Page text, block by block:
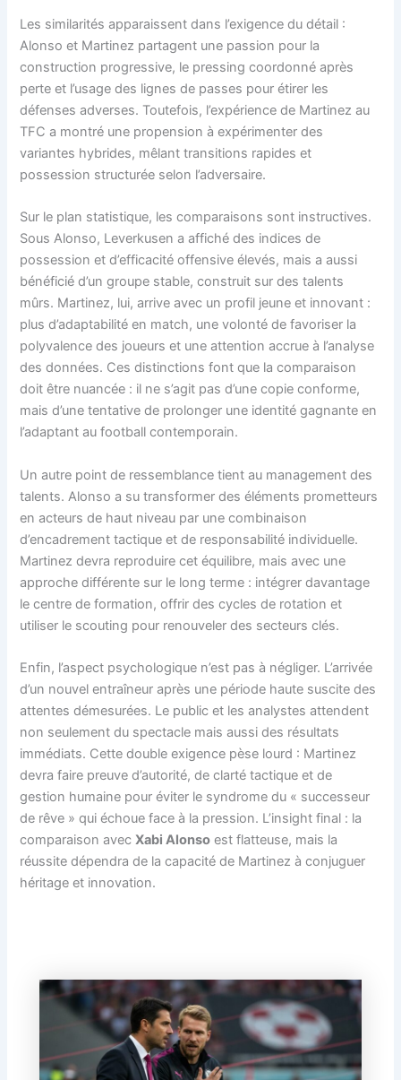
Les similarités apparaissent dans l’exigence du détail :
Alonso et Martinez partagent une passion pour la
construction progressive, le pressing coordonné après
perte et l’usage des lignes de passes pour étirer les
défenses adverses. Toutefois, l’expérience de Martinez au
TFC a montré une propension à expérimenter des
variantes hybrides, mêlant transitions rapides et
possession structurée selon l’adversaire.
Sur le plan statistique, les comparaisons sont instructives.
Sous Alonso, Leverkusen a affiché des indices de
possession et d’efficacité offensive élevés, mais a aussi
bénéficié d’un groupe stable, construit sur des talents
mûrs. Martinez, lui, arrive avec un profil jeune et innovant :
plus d’adaptabilité en match, une volonté de favoriser la
polyvalence des joueurs et une attention accrue à l’analyse
des données. Ces distinctions font que la comparaison
doit être nuancée : il ne s’agit pas d’une copie conforme,
mais d’une tentative de prolonger une identité gagnante en
l’adaptant au football contemporain.
Un autre point de ressemblance tient au management des
talents. Alonso a su transformer des éléments prometteurs
en acteurs de haut niveau par une combinaison
d’encadrement tactique et de responsabilité individuelle.
Martinez devra reproduire cet équilibre, mais avec une
approche différente sur le long terme : intégrer davantage
le centre de formation, offrir des cycles de rotation et
utiliser le scouting pour renouveler des secteurs clés.
Enfin, l’aspect psychologique n’est pas à négliger. L’arrivée
d’un nouvel entraîneur après une période haute suscite des
attentes démesurées. Le public et les analystes attendent
non seulement du spectacle mais aussi des résultats
immédiats. Cette double exigence pèse lourd : Martinez
devra faire preuve d’autorité, de clarté tactique et de
gestion humaine pour éviter le syndrome du « successeur
de rêve » qui échoue face à la pression. L’insight final : la
comparaison avecXabi Alonso est flatteuse, mais la
réussite dépendra de la capacité de Martinez à conjuguer
héritage et innovation.